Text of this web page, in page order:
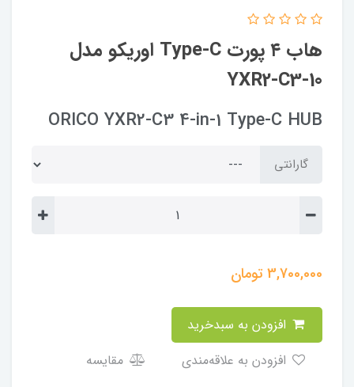
هاب ۴ پورت Type-C اوریکو مدل
YXR2-C3-10
ORICO YXR2-C3 4-in-1 Type-C HUB
گارانتی
3,700,000تومان
مقایسه